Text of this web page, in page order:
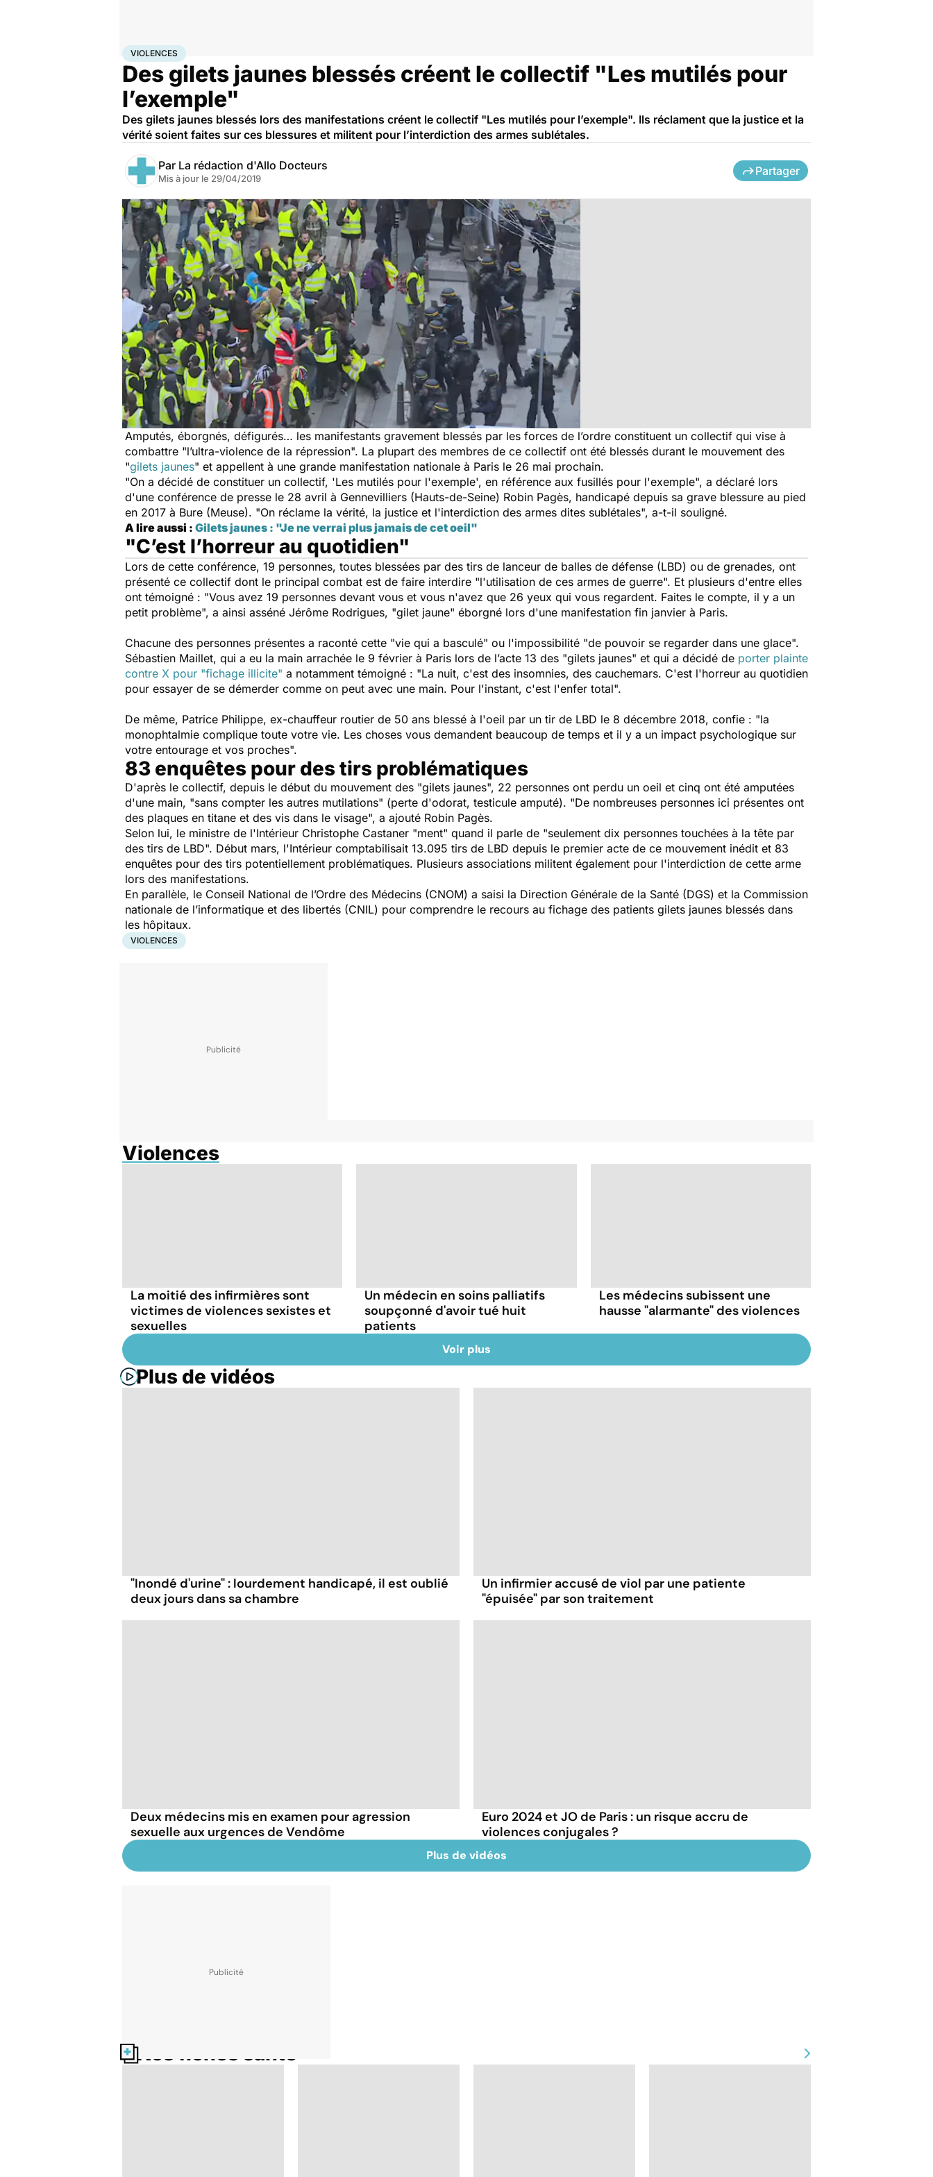
AccueilSantéViolences
VIOLENCES
Des gilets jaunes blessés créent le collectif "Les mutilés pour
l’exemple"
Des gilets jaunes blessés lors des manifestations créent le collectif "Les mutilés pour l’exemple". Ils réclament que la justice et la
vérité soient faites sur ces blessures et militent pour l’interdiction des armes sublétales.
Par La rédaction d'Allo Docteurs
Mis à jour le 29/04/2019
Partager
Amputés, éborgnés, défigurés… les manifestants gravement blessés par les forces de l’ordre constituent un collectif qui vise à
combattre "l’ultra-violence de la répression". La plupart des membres de ce collectif ont été blessés durant le mouvement des
"gilets jaunes" et appellent à une grande manifestation nationale à Paris le 26 mai prochain.
"On a décidé de constituer un collectif, 'Les mutilés pour l'exemple', en référence aux fusillés pour l'exemple", a déclaré lors
d'une conférence de presse le 28 avril à Gennevilliers (Hauts-de-Seine) Robin Pagès, handicapé depuis sa grave blessure au pied
en 2017 à Bure (Meuse). "On réclame la vérité, la justice et l'interdiction des armes dites sublétales", a-t-il souligné.
A lire aussi : Gilets jaunes : "Je ne verrai plus jamais de cet oeil"
"C’est l’horreur au quotidien"
Lors de cette conférence, 19 personnes, toutes blessées par des tirs de lanceur de balles de défense (LBD) ou de grenades, ont
présenté ce collectif dont le principal combat est de faire interdire "l'utilisation de ces armes de guerre". Et plusieurs d'entre elles
ont témoigné : "Vous avez 19 personnes devant vous et vous n'avez que 26 yeux qui vous regardent. Faites le compte, il y a un
petit problème", a ainsi asséné Jérôme Rodrigues, "gilet jaune" éborgné lors d'une manifestation fin janvier à Paris.
Chacune des personnes présentes a raconté cette "vie qui a basculé" ou l'impossibilité "de pouvoir se regarder dans une glace".
Sébastien Maillet, qui a eu la main arrachée le 9 février à Paris lors de l’acte 13 des "gilets jaunes" et qui a décidé de porter plainte
contre X pour "fichage illicite" a notamment témoigné : "La nuit, c'est des insomnies, des cauchemars. C'est l'horreur au quotidien
pour essayer de se démerder comme on peut avec une main. Pour l'instant, c'est l'enfer total".
De même, Patrice Philippe, ex-chauffeur routier de 50 ans blessé à l'oeil par un tir de LBD le 8 décembre 2018, confie : "la
monophtalmie complique toute votre vie. Les choses vous demandent beaucoup de temps et il y a un impact psychologique sur
votre entourage et vos proches".
83 enquêtes pour des tirs problématiques
D'après le collectif, depuis le début du mouvement des "gilets jaunes", 22 personnes ont perdu un oeil et cinq ont été amputées
d'une main, "sans compter les autres mutilations" (perte d'odorat, testicule amputé). "De nombreuses personnes ici présentes ont
des plaques en titane et des vis dans le visage", a ajouté Robin Pagès.
Selon lui, le ministre de l'Intérieur Christophe Castaner "ment" quand il parle de "seulement dix personnes touchées à la tête par
des tirs de LBD". Début mars, l'Intérieur comptabilisait 13.095 tirs de LBD depuis le premier acte de ce mouvement inédit et 83
enquêtes pour des tirs potentiellement problématiques. Plusieurs associations militent également pour l'interdiction de cette arme
lors des manifestations.
En parallèle, le Conseil National de l’Ordre des Médecins (CNOM) a saisi la Direction Générale de la Santé (DGS) et la Commission
nationale de l’informatique et des libertés (CNIL) pour comprendre le recours au fichage des patients gilets jaunes blessés dans
les hôpitaux.
VIOLENCES
Violences
La moitié des infirmières sont
victimes de violences sexistes et
sexuelles
Un médecin en soins palliatifs
soupçonné d'avoir tué huit
patients
Les médecins subissent une
hausse "alarmante" des violences
Voir plus
Plus de vidéos
"Inondé d'urine" : lourdement handicapé, il est oublié
deux jours dans sa chambre
Un infirmier accusé de viol par une patiente
"épuisée" par son traitement
Deux médecins mis en examen pour agression
sexuelle aux urgences de Vendôme
Euro 2024 et JO de Paris : un risque accru de
violences conjugales ?
Plus de vidéos
Nos fiches santé